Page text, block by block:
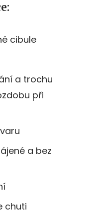
cibule
a trochu
při
a bez
chuti